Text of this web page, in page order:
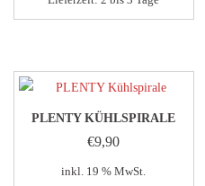
PLENTY KÜHLSPIRALE
€9,90
inkl. 19 % MwSt.